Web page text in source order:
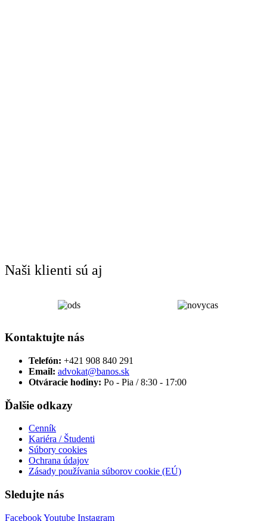
Naši klienti sú aj
Kontaktujte nás
Telefón: +421 908 840 291
Email: advokat@banos.sk
Otváracie hodiny: Po - Pia / 8:30 - 17:00
Ďalšie odkazy
Cenník
Kariéra / Študenti
Súbory cookies
Ochrana údajov
Zásady používania súborov cookie (EÚ)
Sledujte nás
FacebookYoutube Instagram